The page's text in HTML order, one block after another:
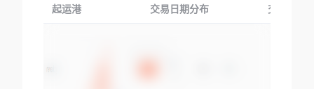
起运港 交易日期分布 交易产品